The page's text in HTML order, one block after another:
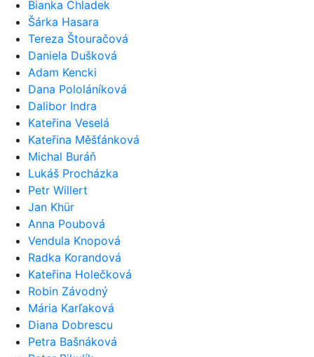
Bianka Chladek
Šárka Hasara
Tereza Štouračová
Daniela Dušková
Adam Kencki
Dana Pololáníková
Dalibor Indra
Kateřina Veselá
Kateřina Měšťánková
Michal Buráň
Lukáš Procházka
Petr Willert
Jan Khür
Anna Poubová
Vendula Knopová
Radka Korandová
Kateřina Holečková
Robin Závodný
Mária Karľaková
Diana Dobrescu
Petra Bašnáková